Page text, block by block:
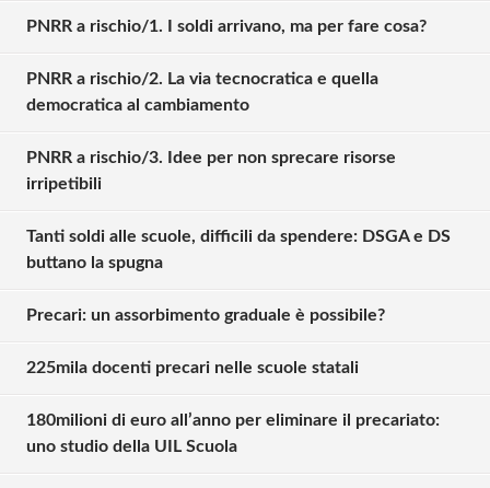
PNRR a rischio/1. I soldi arrivano, ma per fare cosa?
PNRR a rischio/2. La via tecnocratica e quella
democratica al cambiamento
PNRR a rischio/3. Idee per non sprecare risorse
irripetibili
Tanti soldi alle scuole, difficili da spendere: DSGA e DS
buttano la spugna
Precari: un assorbimento graduale è possibile?
225mila docenti precari nelle scuole statali
180milioni di euro all’anno per eliminare il precariato:
uno studio della UIL Scuola